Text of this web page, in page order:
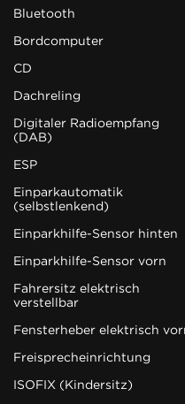
Bluetooth
Bordcomputer
CD
Dachreling
Digitaler Radioempfang
(DAB)
ESP
Einparkautomatik
(selbstlenkend)
Einparkhilfe-Sensor hinten
Einparkhilfe-Sensor vorn
Fahrersitz elektrisch
verstellbar
Fensterheber elektrisch
Freisprecheinrichtung
ISOFIX (Kindersitz)